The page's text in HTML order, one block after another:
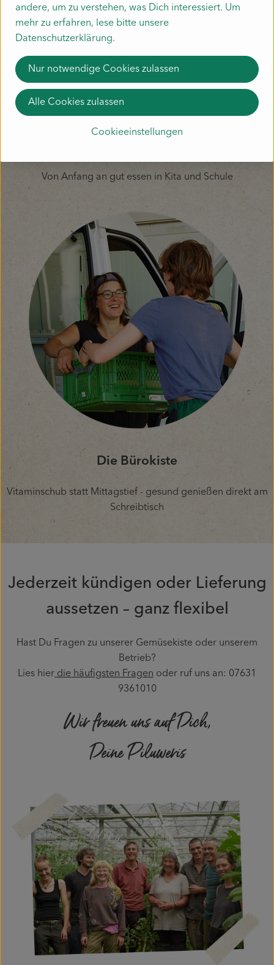
Von Anfang an gut essen in Kita und Schule
Die Bürokiste
Vitaminschub statt Mittagstief - gesund genießen direkt am
Schreibtisch
Jederzeit kündigen oder Lieferung
aussetzen – ganz flexibel
Hast Du Fragen zu unserer Gemüsekiste oder unserem
Betrieb?
Lies hier die häufigsten Fragen oder ruf uns an: 07631
9361010
Wir freuen uns auf Dich,
Deine Piluweris
andere, um zu verstehen, was Dich interessiert. Um
mehr zu erfahren, lese bitte unsere
Datenschutzerklärung.
Cookieeinstellungen
Nur notwendige Cookies zulassen
Alle Cookies zulassen